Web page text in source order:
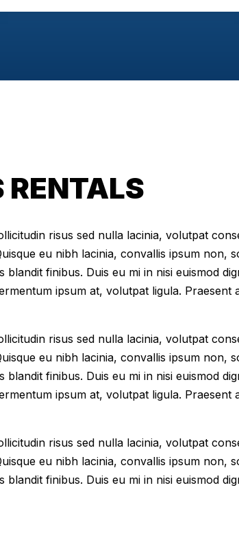
RENTALS
risus sed nulla lacinia, volutpat
eu nibh lacinia, convallis ipsum non,
finibus. Duis eu mi in nisi euismod
ipsum at, volutpat ligula. Praesent
risus sed nulla lacinia, volutpat
eu nibh lacinia, convallis ipsum non,
finibus. Duis eu mi in nisi euismod
ipsum at, volutpat ligula. Praesent
risus sed nulla lacinia, volutpat
eu nibh lacinia, convallis ipsum non,
finibus. Duis eu mi in nisi euismod